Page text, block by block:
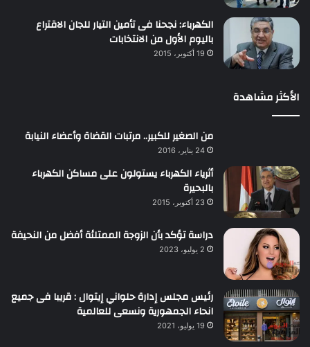
الكهرباء: نجحنا فى تأمين التيار للجان الاقتراع
باليوم الأول من الانتخابات
19 أكتوبر، 2015
الأكثر مشاهدة
من الصغير للكبير.. مرتبات القضاة وأعضاء النيابة
24 يناير، 2016
أثرياء الكهرباء يستولون على مساكن الكهرباء
بالبحيرة
23 أكتوبر، 2015
دراسة تؤكد بأن الزوجة الممتلئة أفضل من النحيفة
2 يوليو، 2023
رئيس مجلس إدارة حلواني إيتوال : قريبا فى جميع
انحاء الجمهورية ونسعى للعالمية
19 يوليو، 2021